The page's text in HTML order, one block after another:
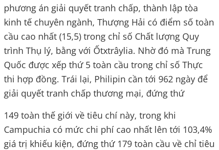
phương án giải quyết tranh chấp, thành lập tòa
kinh tế chuyên ngành, Thượng Hải có điểm số toàn
cầu cao nhất (15,5) trong chỉ số Chất lượng Quy
trình Thụ lý, bằng với Ốtxtrâylia. Nhờ đó mà Trung
Quốc được xếp thứ 5 toàn cầu trong chỉ số Thực
thi hợp đồng. Trái lại, Philipin cần tới 962 ngày để
giải quyết tranh chấp thương mại, đứng thứ
149 toàn thế giới về tiêu chí này, trong khi
Campuchia có mức chi phí cao nhất lên tới 103,4%
giá trị khiếu kiện, đứng thứ 179 toàn cầu về chỉ tiêu